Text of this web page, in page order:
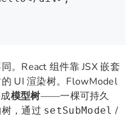
。React 组件靠 JSX 嵌套
UI 渲染树。FlowModel
模型树——一棵可持久
，通过 setSubModel /